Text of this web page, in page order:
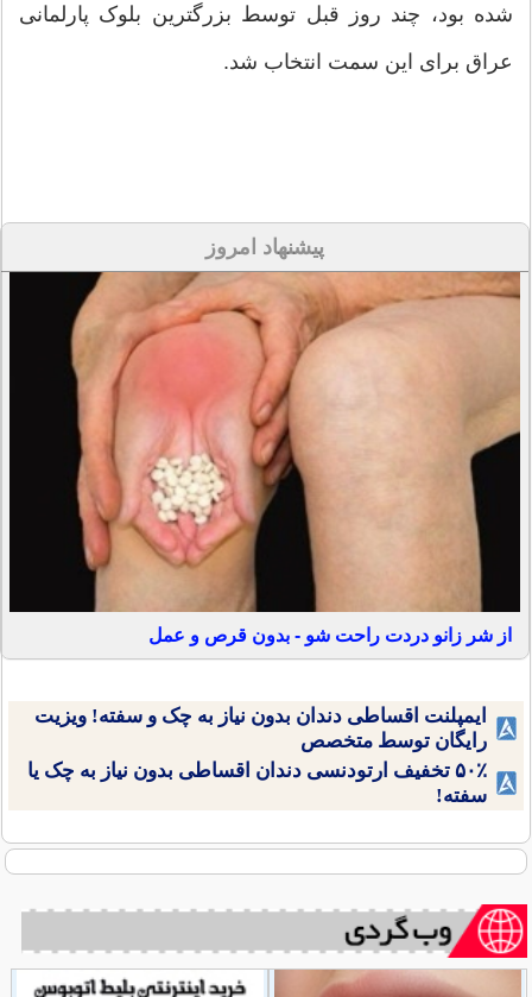
شده بود، چند روز قبل توسط بزرگترین بلوک پارلمانی
عراق برای این سمت انتخاب شد.
پیشنهاد امروز
از شر زانو دردت راحت شو - بدون قرص و عمل
ایمپلنت اقساطی دندان بدون نیاز به چک و سفته! ویزیت
رایگان توسط متخصص
۵۰٪ تخفیف ارتودنسی دندان اقساطی بدون نیاز به چک یا
سفته!